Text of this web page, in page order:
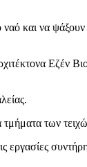
και να ψάξουν
Εζέν
τμήματα των
εργασίες